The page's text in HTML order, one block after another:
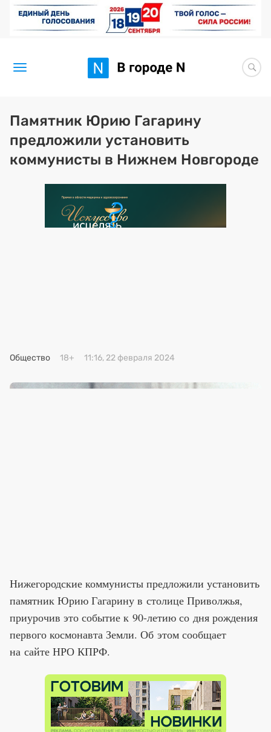
Новости
Статьи
Здоровье
BORЩ
Искусство исцелять
Памятник Юрию Гагарину
предложили установить
коммунисты в Нижнем Новгороде
Общество 18+ 11:16, 22 февраля 2024
Нижегородские коммунисты предложили установить
памятник Юрию Гагарину в столице Приволжья,
приурочив это событие к 90-летию со дня рождения
первого космонавта Земли. Об этом сообщает
на сайте НРО КПРФ.